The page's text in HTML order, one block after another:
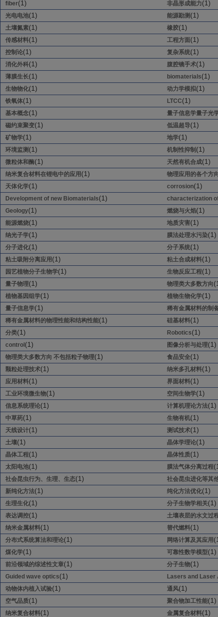
fiber(1) 非晶形成能力(1)
光电电池(1) 能源勘测 (1)
土壤氮素(1) 橡胶(1)
传感材料(1) 工程方面(1)
控制论(1) 复杂系统(1)
消化外科(1) 腹腔镜手术(1)
薄膜生长(1) biomaterials(1)
生物物化(1) 动力学模拟(1)
铁氧体(1) LTCC(1)
基本概念(1)
量子信息学量子光
磁约束聚变(1) 低温超导(1)
矿物学(1) 地学(1)
环境监测 (1) 机制性抑制 (1)
微粒体和酶(1) 天然有机合成(1)
纳米复合材料在锂电中的应用 (1)
物理应用的各个方
天体化学(1) corrosion(1)
Development of new Biomaterials(1)
characterization
Geology(1) 燃烧与火焰(1)
能源燃烧(1) 地质灾害(1)
纳光子学(1) 膜法处理水污染(1)
分子进化(1) 分子系统(1)
粘土吸附分离应用 (1) 粘土合成材料(1)
园艺植物分子生物学(1) 生物反应工程(1)
量子物理(1) 物理类大多数方向
植物基因组学(1) 植物生物化学(1)
量子信息学(1)
稀有金属材料的制
稀有金属材料的物理性能和结构性能(1) 硅基材料(1)
分类(1) Robotics(1)
control (1) 图像分析与处理(1)
物理类大多数方向 不包括粒子物理(1) 食品安全(1)
颗粒处理技术(1) 纳米多孔材料(1)
应用材料(1) 界面材料(1)
工业环境微生物(1) 空间生物学(1)
信息系统理论(1) 计算机理论方法(1)
中草药(1) 生物有机(1)
天线设计(1) 测试技术(1)
土壤(1) 晶体学理论(1)
晶体工程(1) 晶体性质(1)
太阳电池(1) 膜法气体分离过程
社会昆虫行为、生理、生态(1)
社会昆虫进化等其
新纯化方法(1) 纯化方法优化(1)
生理生化(1) 分子生物学相关(1)
表达调控(1)
土壤表层的水文过
纳米金属材料(1) 替代燃料(1)
分布式系统算法和理论(1) 网络计算及其应用
煤化学(1) 可靠性数学模型(1)
前沿领域的综述性文章(1) 分子生物(1)
Guided wave optics(1)
Lasers and Laser
动物体内植入试验(1) 通风(1)
空气品质(1) 聚合物加工性能(1)
纳米复合材料(1) 金属复合材料(1)